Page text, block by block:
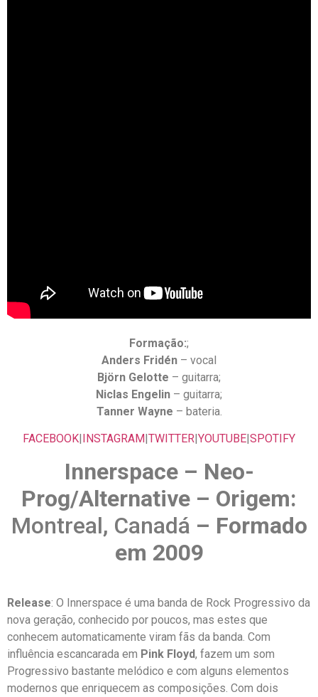
Formação:;
Anders Fridén – vocal
Björn Gelotte – guitarra;
Niclas Engelin – guitarra;
Tanner Wayne – bateria.
FACEBOOK INSTAGRAM TWITTER YOUTUBE SPOTIFY
Innerspace – Neo-
Prog/Alternative – Origem:
Montreal, Canadá – Formado
em 2009
Release: O Innerspace é uma banda de Rock Progressivo da
nova geração, conhecido por poucos, mas estes que
conhecem automaticamente viram fãs da banda. Com
influência escancarada em Pink Floyd, fazem um som
Progressivo bastante melódico e com alguns elementos
modernos que enriquecem as composições. Com dois